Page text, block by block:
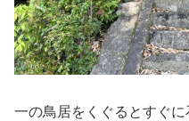
一の鳥居をくぐるとすぐに